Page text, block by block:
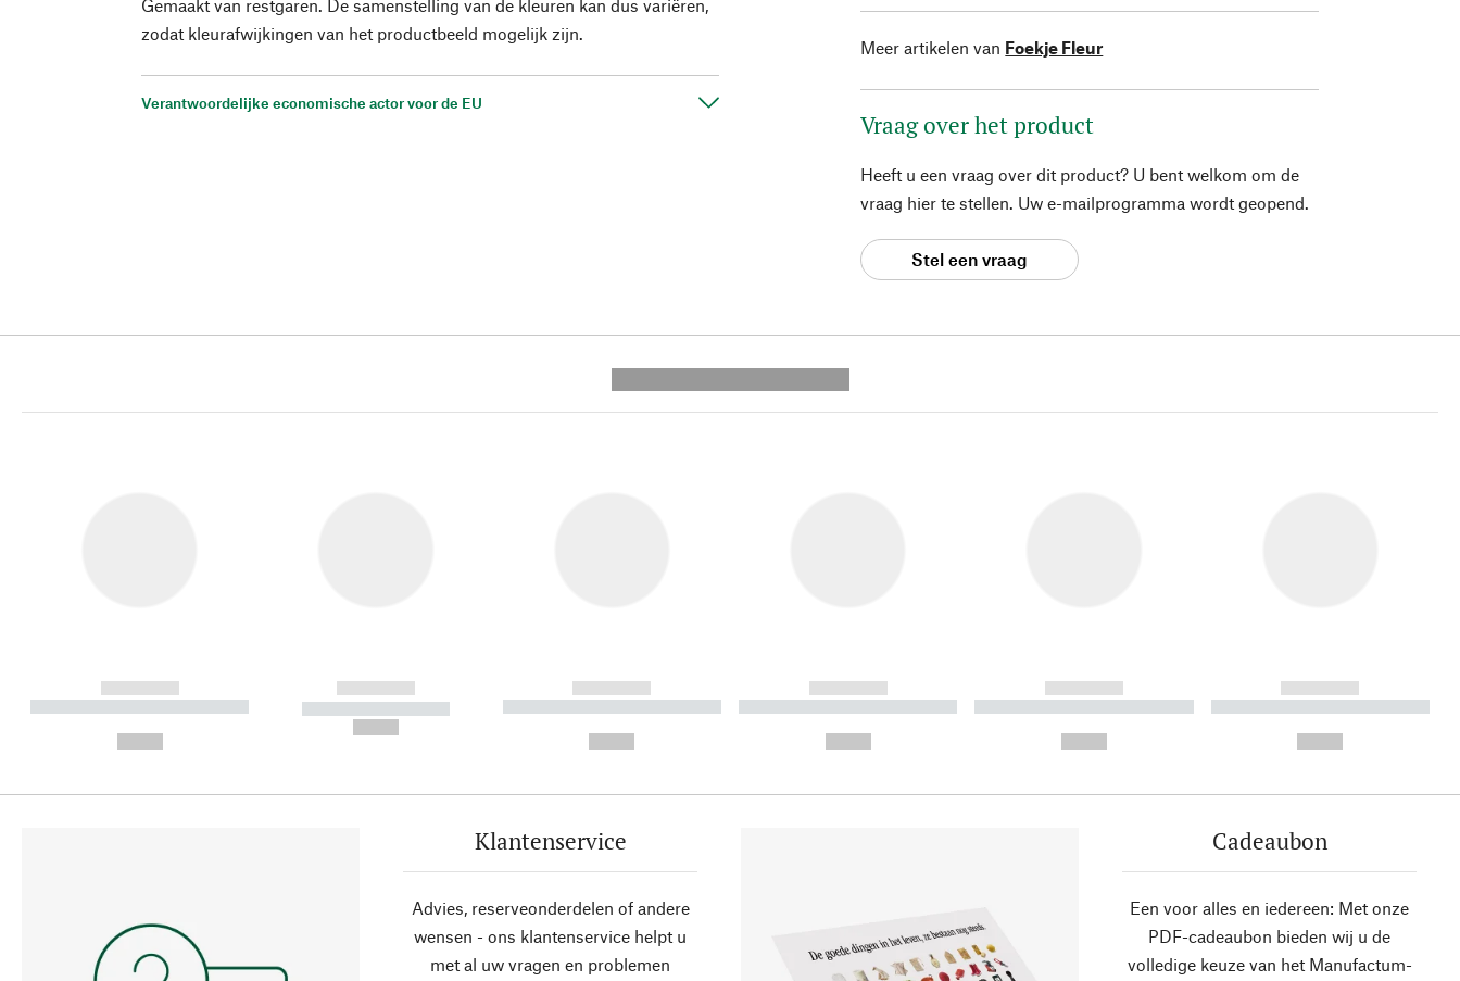
Gemaakt van restgaren. De samenstelling van de kleuren kan dus variëren,
zodat kleurafwijkingen van het productbeeld mogelijk zijn.
Verantwoordelijke economische actor voor de EU
Meer artikelen van Foekje Fleur
Vraag over het product
Heeft u een vraag over dit product? U bent welkom om de
vraag hier te stellen. Uw e-mailprogramma wordt geopend.
Stel een vraag
------------
----------- ----------- ----------
------------
----------- -----------
------------
----------- ----------- ----------
------------
----------- ----------- ----------
------------
----------- ----------- ----------
------------
----------- ----------- ----------
Klantenservice
Advies, reserveonderdelen of andere
wensen - ons klantenservice helpt u
met al uw vragen en problemen
Cadeaubon
Een voor alles en iedereen: Met onze
PDF-cadeaubon bieden wij u de
volledige keuze van het Manufactum-